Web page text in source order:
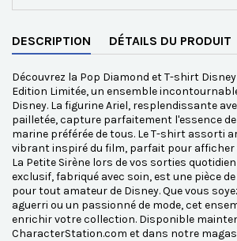
DESCRIPTION DÉTAILS DU PRODUIT
Découvrez la Pop Diamond et T-shirt
Edition Limitée, un ensemble
Disney. La figurine Ariel, resplendissante
pailletée, capture parfaitement l'essence
marine préférée de tous. Le T-shirt assorti
vibrant inspiré du film, parfait pour
La Petite Sirène lors de vos sorties
exclusif, fabriqué avec soin, est une pièce
pour tout amateur de Disney. Que vous
aguerri ou un passionné de mode, cet
enrichir votre collection. Disponible
CharacterStation.com et dans notre